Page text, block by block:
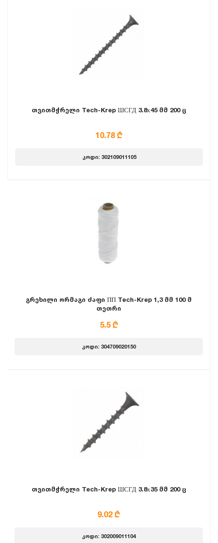
თვითმჭრელი Tech-Krep ШСГД 3.8х45 მმ 200 ც
10.78 ₾
კოდი: 302109011105
გრეხილი ორმაგი ძაფი ПП Tech-Krep 1,3 მმ 100 მ
თეთრი
5.5 ₾
კოდი: 304709020150
თვითმჭრელი Tech-Krep ШСГД 3.8х35 მმ 200 ც
9.02 ₾
კოდი: 302009011104